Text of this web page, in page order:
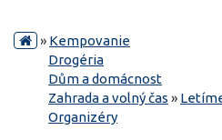
» Kempovanie
Drogéria
Dům a domácnost
Zahrada a volný čas »
Organizéry